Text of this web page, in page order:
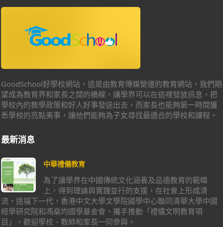
GoodSchool好學校網站，這是由教育傳媒營運的教育網站，我們期
望成為教育界和家長之間的橋樑，讓學界可以在這裡發放訊息，把
學校內的教學政策和好人好事發送出去，而家長也能夠第一時間獲
悉學校的亮點美事，讓他們能夠為子女尋找最適合的學校和課程。
最新消息
中華禮儀教育
為了讓學界在中國傳統文化涵養及品德教育的範疇
上，得到理論與實踐並行的支援，在社會上形成清
流，造福下一代，香港中文大學文學院國學中心聯同清華大學中國
經學研究院和馮燊均國學基金會，攜手推動「禮儀文明教育項
目」，歡迎學校、教師和家長一同參與。